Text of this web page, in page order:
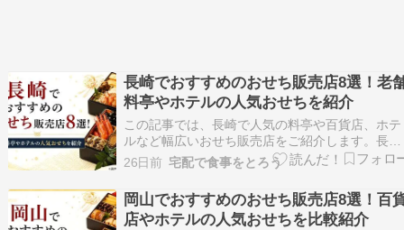
長崎でおすすめのおせち販売店8選！老
料亭やホテルの人気おせちを紹介
この記事では、長崎で人気の料亭や百貨店、ホテ
ルなど幅広いおせち販売店をご紹介します。長崎
には、伝統ある料亭が手掛ける本格おせちから、
ホテルや百貨店で購入できる華やかなおせちま
で、多彩な選択肢があります。店舗ごとの販売方
法や予約方法、特徴を比較しながら、自分に合っ
たおせちを見つけ…
26日前 宅配で食事をとろう
岡山でおすすめのおせち販売店8選！百
店やホテルの人気おせちを比較紹介